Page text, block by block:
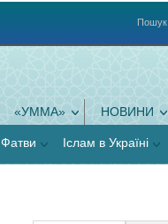
Пошук
«УММА» НОВИНИ
Фатви Іслам в Україні